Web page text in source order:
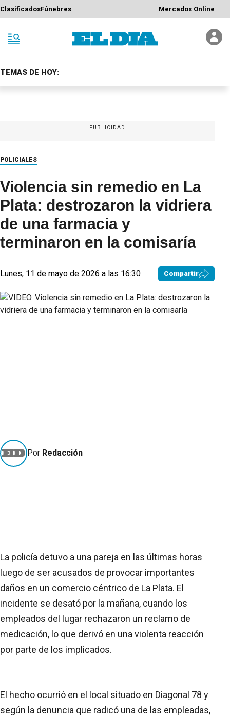
ClasificadosFúnebres Mercados Online
TEMAS DE HOY:
PUBLICIDAD
POLICIALES
Violencia sin remedio en La
Plata: destrozaron la vidriera
de una farmacia y
terminaron en la comisaría
Lunes, 11 de mayo de 2026 a las 16:30 Compartir
Por Redacción
La policía detuvo a una pareja en las últimas horas
luego de ser acusados de provocar importantes
daños en un comercio céntrico de La Plata. El
incidente se desató por la mañana, cuando los
empleados del lugar rechazaron un reclamo de
medicación, lo que derivó en una violenta reacción
por parte de los implicados.
El hecho ocurrió en el local situado en Diagonal 78 y
según la denuncia que radicó una de las empleadas,